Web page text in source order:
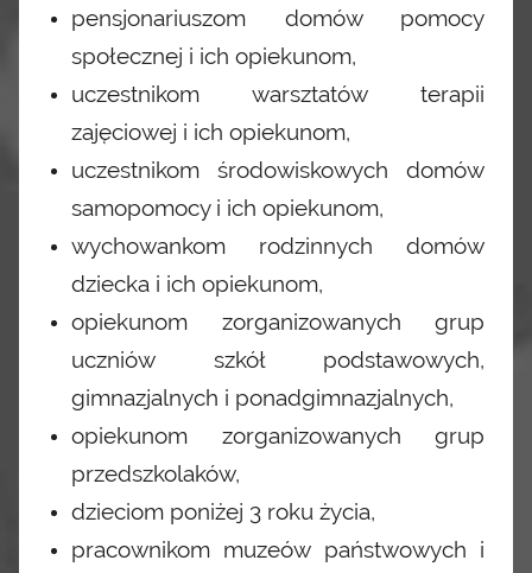
pensjonariuszom domów pomocy
społecznej i ich opiekunom,
uczestnikom warsztatów terapii
zajęciowej i ich opiekunom,
uczestnikom środowiskowych domów
samopomocy i ich opiekunom,
wychowankom rodzinnych domów
dziecka i ich opiekunom,
opiekunom zorganizowanych grup
uczniów szkół podstawowych,
gimnazjalnych i ponadgimnazjalnych,
opiekunom zorganizowanych grup
przedszkolaków,
dzieciom poniżej 3 roku życia,
pracownikom muzeów państwowych i